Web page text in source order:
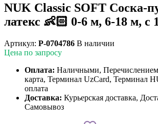
NUK Classic SOFT Соска-
латекс 👶🏻 0-6 м, 6-18 м, с
Артикул: P-0704786 В наличии
Цена по запросу
Оплата: Наличными,
карта, Терминал UzCard, Терминал
оплата
Доставка: Курьерская доставка,
Самовывоз